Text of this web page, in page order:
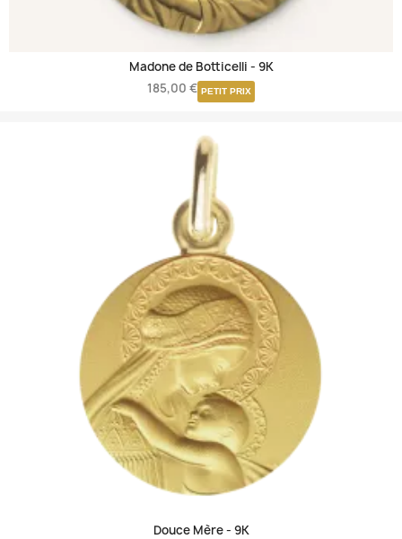
Madone de Botticelli - 9K
185,00 € PETIT PRIX
Douce Mère - 9K